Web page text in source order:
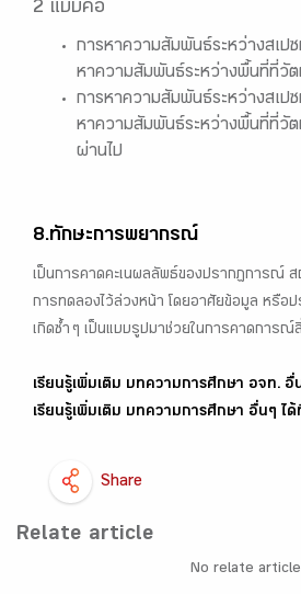
2 แบบคือ
การหาความสัมพันธ์ระหว่างสเปซ
หาความสัมพันธ์ระหว่างพื้นที่ที่วัต
การหาความสัมพันธ์ระหว่างสเปซ
หาความสัมพันธ์ระหว่างพื้นที่ที่วัต
ผ่านไป
8.ทักษะการพยากรณ์
เป็นการคาดคะเนผลลัพธ์ของปรากฏการณ์
การทดลองไว้ล่วงหน้า โดยอาศัยข้อมูล หรือ
เกิดซ้ำ ๆ เป็นแบบรูปมาช่วยในการคาดการณ์
เรียนรู้เพิ่มเติม บทความการศึกษา อจท. อื่
เรียนรู้เพิ่มเติม บทความการศึกษา อื่นๆ ไ
Share
Relate article
No relate article